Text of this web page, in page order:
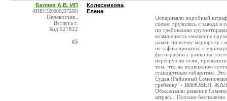
Беляев А.В. ИП
(ИНН:520900237288)
Перевозчик ,
Ветлуга г.
Код:927822
#5
Колесникова
Елена
Оспаривали подобный
схеме: грузились с завода в
по требованию
возможность смещение
рамки по всему маршруту
не зафиксированы; с
фотографии с рамки на
перегруз по осям,
том, что на подвижном
стандартным габаритам.
Судья (Районный
гребенку" - ВИНОВЕН,
Обжаловали решение
штраф... Похоже бесполезно